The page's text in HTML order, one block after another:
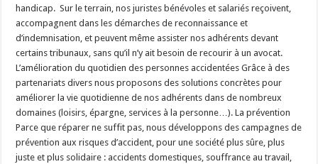
handicap. Sur le terrain, nos juristes bénévoles et salariés reçoivent,
accompagnent dans les démarches de reconnaissance et
d’indemnisation, et peuvent même assister nos adhérents devant
certains tribunaux, sans qu’il n’y ait besoin de recourir à un avocat.
L’amélioration du quotidien des personnes accidentées Grâce à des
partenariats divers nous proposons des solutions concrètes pour
améliorer la vie quotidienne de nos adhérents dans de nombreux
domaines (loisirs, épargne, services à la personne…). La prévention
Parce que réparer ne suffit pas, nous développons des campagnes de
prévention aux risques d’accident, pour une société plus sûre, plus
juste et plus solidaire : accidents domestiques, souffrance au travail,